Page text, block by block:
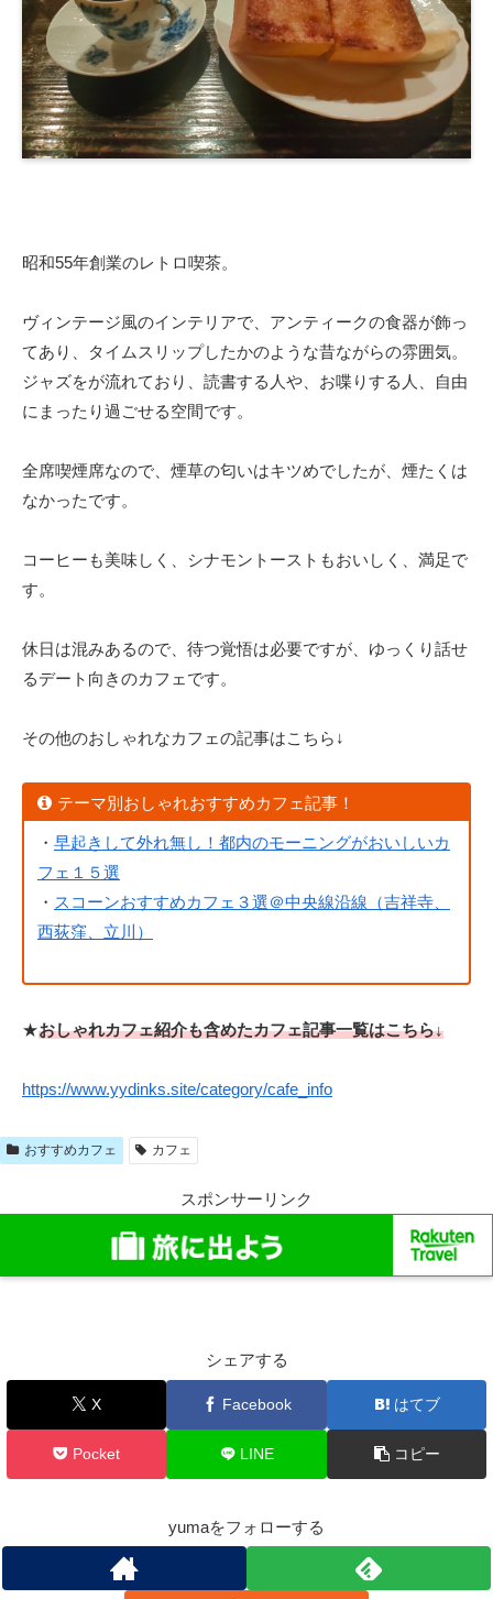
昭和55年創業のレトロ喫茶。
ヴィンテージ風のインテリアで、アンティークの食器が飾っ
てあり、タイムスリップしたかのような昔ながらの雰囲気。
ジャズをが流れており、読書する人や、お喋りする人、自由
にまったり過ごせる空間です。
全席喫煙席なので、煙草の匂いはキツめでしたが、煙たくは
なかったです。
コーヒーも美味しく、シナモントーストもおいしく、満足で
す。
休日は混みあるので、待つ覚悟は必要ですが、ゆっくり話せ
るデート向きのカフェです。
その他のおしゃれなカフェの記事はこちら↓
テーマ別おしゃれおすすめカフェ記事！
・ 早起きして外れ無し！都内のモーニングがおいしいカ
フェ１５選
・ スコーンおすすめカフェ３選＠中央線沿線（吉祥寺、
西荻窪、立川）
★おしゃれカフェ紹介も含めたカフェ記事一覧はこちら↓
https://www.yydinks.site/category/cafe_info
おすすめカフェ カフェ
スポンサーリンク
シェアする
X Facebook はてブ
Pocket LINE コピー
yumaをフォローする